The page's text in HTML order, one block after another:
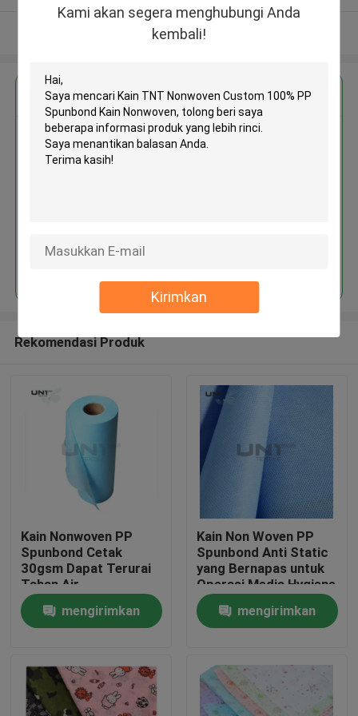
Kami akan segera menghubungi Anda
kembali!
Kirimkan
Rumah
Tentang kami
Lihat Lebih
Dapatkan Harga Terbaik untuk
Kain TNT Nonwoven Custom
Rekomendasi Produk
Kain Nonwoven PP
Spunbond Cetak
30gsm Dapat Terurai
Tahan Air
mengirimkan
Kain Non Woven PP
Spunbond Anti Static
yang Bernapas untuk
Operasi Medis Hygiene
mengirimkan